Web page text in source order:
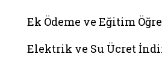
Ek Ödeme ve Eğitim
Elektrik ve Su Ücret